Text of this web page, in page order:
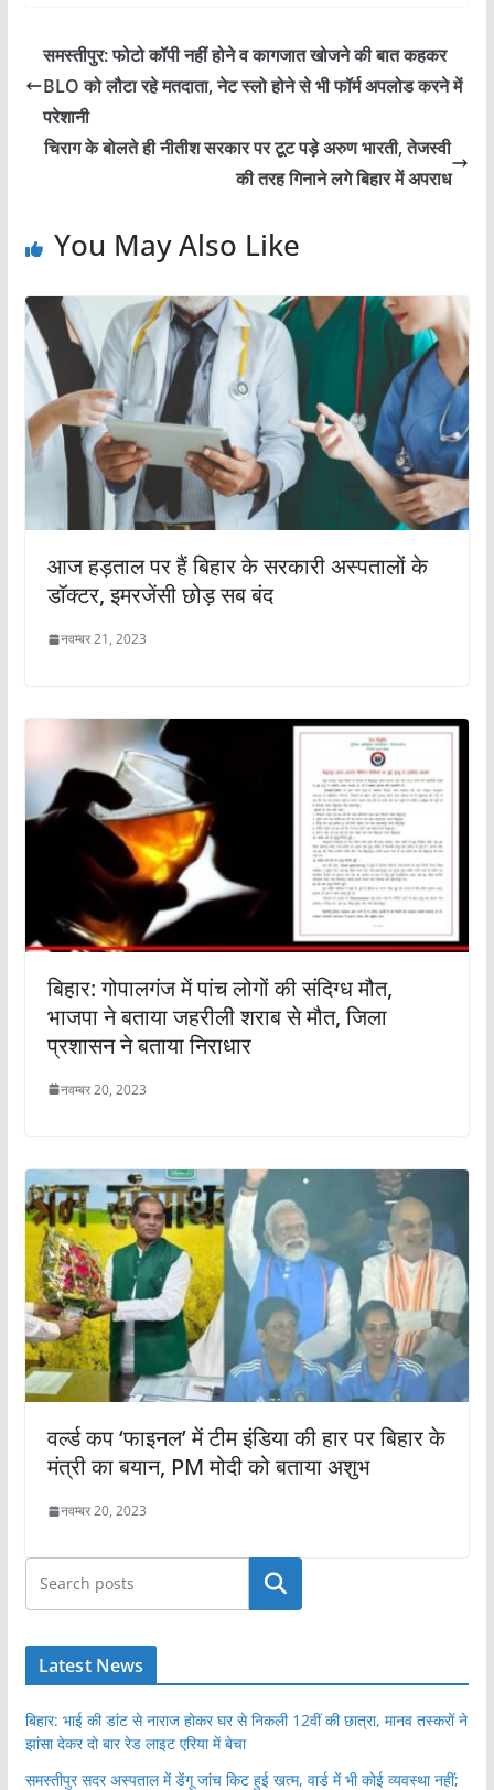
समस्तीपुर: फोटो कॉपी नहीं होने व कागजात खोजने की बात कहकर
BLO को लौटा रहे मतदाता, नेट स्लो होने से भी फॉर्म अपलोड करने में
परेशानी
चिराग के बोलते ही नीतीश सरकार पर टूट पड़े अरुण भारती, तेजस्वी
की तरह गिनाने लगे बिहार में अपराध
You May Also Like
आज हड़ताल पर हैं बिहार के सरकारी अस्पतालों के
डॉक्टर, इमरजेंसी छोड़ सब बंद
नवम्बर 21, 2023
बिहार: गोपालगंज में पांच लोगों की संदिग्ध मौत,
भाजपा ने बताया जहरीली शराब से मौत, जिला
प्रशासन ने बताया निराधार
नवम्बर 20, 2023
वर्ल्ड कप ‘फाइनल’ में टीम इंडिया की हार पर बिहार के
मंत्री का बयान, PM मोदी को बताया अशुभ
नवम्बर 20, 2023
खोजें
Latest News
बिहार: भाई की डांट से नाराज होकर घर से निकली 12वीं की छात्रा, मानव तस्करों ने
झांसा देकर दो बार रेड लाइट एरिया में बेचा
समस्तीपुर सदर अस्पताल में डेंगू जांच किट हुई खत्म, वार्ड में भी कोई व्यवस्था नहीं;